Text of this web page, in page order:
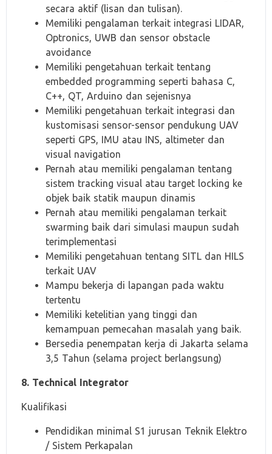
secara aktif (lisan dan tulisan).
Memiliki pengalaman terkait integrasi LIDAR,
Optronics, UWB dan sensor obstacle
avoidance
Memiliki pengetahuan terkait tentang
embedded programming seperti bahasa C,
C++, QT, Arduino dan sejenisnya
Memiliki pengetahuan terkait integrasi dan
kustomisasi sensor-sensor pendukung UAV
seperti GPS, IMU atau INS, altimeter dan
visual navigation
Pernah atau memiliki pengalaman tentang
sistem tracking visual atau target locking ke
objek baik statik maupun dinamis
Pernah atau memiliki pengalaman terkait
swarming baik dari simulasi maupun sudah
terimplementasi
Memiliki pengetahuan tentang SITL dan HILS
terkait UAV
Mampu bekerja di lapangan pada waktu
tertentu
Memiliki ketelitian yang tinggi dan
kemampuan pemecahan masalah yang baik.
Bersedia penempatan kerja di Jakarta selama
3,5 Tahun (selama project berlangsung)
8. Technical Integrator
Kualifikasi
Pendidikan minimal S1 jurusan Teknik Elektro
/ Sistem Perkapalan